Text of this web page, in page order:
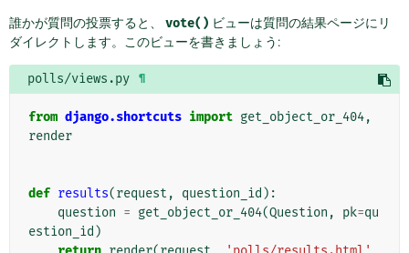
誰かが質問の投票すると、 vote() ビューは質問の結果ページにリ
ダイレクトします。このビューを書きましょう:
polls/views.py ¶
from django.shortcuts import get_object_or_404,
render
def results(request , question_id ):
question = get_object_or_404(Question , pk=qu
estion_id )